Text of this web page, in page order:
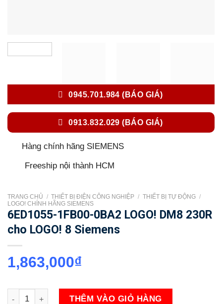
0945.701.984 (BÁO GIÁ)
0913.832.029 (BÁO GIÁ)
Hàng chính hãng SIEMENS
Freeship nội thành HCM
TRANG CHỦ / THIẾT BỊ ĐIỆN CÔNG NGHIỆP / THIẾT BỊ TỰ ĐỘNG /
LOGO! CHÍNH HÃNG SIEMENS
6ED1055-1FB00-0BA2 LOGO! DM8 230R
cho LOGO! 8 Siemens
1,863,000₫
6ED1055-1FB00-0BA2 LOGO! DM8 230R cho LOGO! 8
THÊM VÀO GIỎ HÀNG